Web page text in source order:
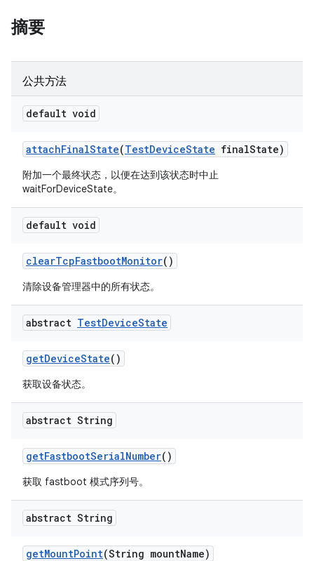
摘要
公共方法
default void
attachFinalState(TestDeviceState finalState)
附加一个最终状态，以便在达到该状态时中止
waitForDeviceState。
default void
clearTcpFastbootMonitor()
清除设备管理器中的所有状态。
abstract TestDeviceState
getDeviceState()
获取设备状态。
abstract String
getFastbootSerialNumber()
获取 fastboot 模式序列号。
abstract String
getMountPoint(String mountName)